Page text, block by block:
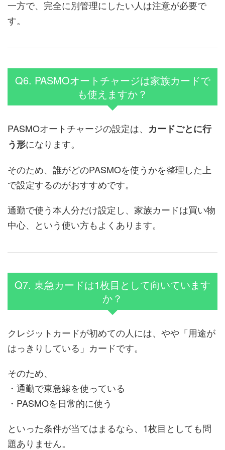
一方で、完全に別管理にしたい人は注意が必要で
す。
Q6. PASMOオートチャージは家族カードで
も使えますか？
PASMOオートチャージの設定は、 カードごとに行
う形になります。
そのため、誰がどのPASMOを使うかを整理した上
で設定するのがおすすめです。
通勤で使う本人分だけ設定し、家族カードは買い物
中心、という使い方もよくあります。
Q7. 東急カードは1枚目として向いています
か？
クレジットカードが初めての人には、やや「用途が
はっきりしている」カードです。
そのため、
・通勤で東急線を使っている
・PASMOを日常的に使う
といった条件が当てはまるなら、1枚目としても問
題ありません。